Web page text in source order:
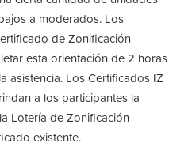
a moderados. Los
de Zonificación
esta orientación de 2 horas
asistencia. Los Certificados IZ
a los participantes la
Lotería de Zonificación
existente.